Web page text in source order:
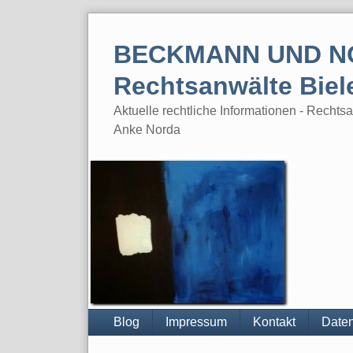
BECKMANN UND
Rechtsanwälte
Aktuelle rechtliche Informationen -
Anke Norda
Blog Impressum Kontakt